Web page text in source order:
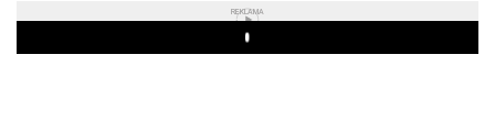
REKLAMA
Play